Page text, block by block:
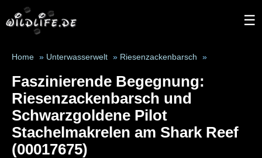
☰
Home » Unterwasserwelt » Riesenzackenbarsch »
Faszinierende Begegnung:
Riesenzackenbarsch und
Schwarzgoldene Pilot
Stachelmakrelen am Shark Reef
(00017675)